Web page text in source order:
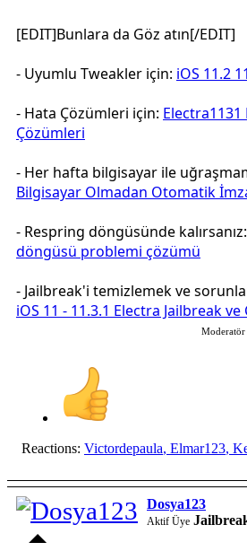
[EDIT]Bunlara da Göz atın[/EDIT]
- Uyumlu Tweakler için: iOS 11.2
- Hata Çözümleri için:
Çözümleri
- Her hafta bilgisayar ile
Bilgisayar Olmadan Otomatik
- Respring döngüsünde kalırsanız:
döngüsü problemi çözümü
- Jailbreak'i temizlemek ve
iOS 11 - 11.3.1 Electra Jailbreak ve
Moderatör
Reactions: Victordepaula, Elmar123,
Dosya123
Aktif Üye